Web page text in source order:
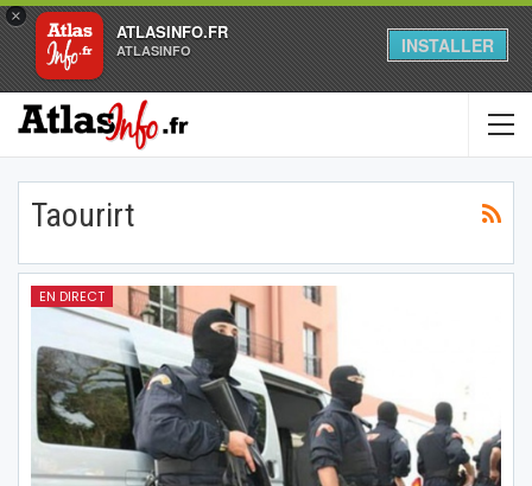
×
ATLASINFO.FR
ATLASINFO INSTALLER
Taourirt
EN DIRECT